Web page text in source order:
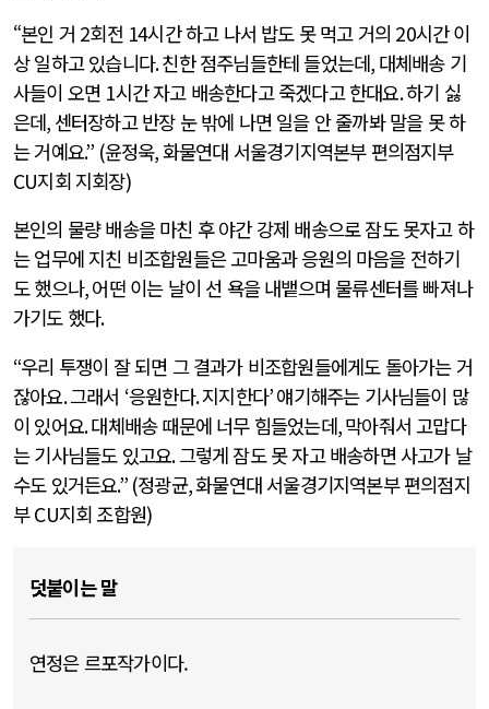
“본인 거 2회전 14시간 하고 나서 밥도 못 먹고 거의 20시간 이
상 일하고 있습니다.친한 점주님들한테 들었는데, 대체배송 기
사들이 오면 1시간 자고 배송한다고 죽겠다고 한대요.하기 싫
은데, 센터장하고 반장 눈 밖에 나면 일을 안 줄까봐 말을 못 하
는 거예요.” (윤정욱,화물연대 서울경기지역본부 편의점지부
CU지회 지회장)
본인의 물량 배송을 마친 후 야간 강제 배송으로 잠도 못자고 하
는 업무에 지친 비조합원들은 고마움과 응원의 마음을 전하기
도 했으나,어떤 이는 날이 선 욕을 내뱉으며 물류센터를 빠져나
가기도 했다.
“우리 투쟁이 잘 되면 그 결과가 비조합원들에게도 돌아가는 거
잖아요.그래서 ‘응원한다.지지한다’얘기해주는 기사님들이 많
이 있어요.대체배송 때문에 너무 힘들었는데,막아줘서 고맙다
는 기사님들도 있고요.그렇게 잠도 못 자고 배송하면 사고가 날
수도 있거든요.” (정광균,화물연대 서울경기지역본부 편의점지
부CU지회 조합원)
덧붙이는 말
연정은 르포작가이다.